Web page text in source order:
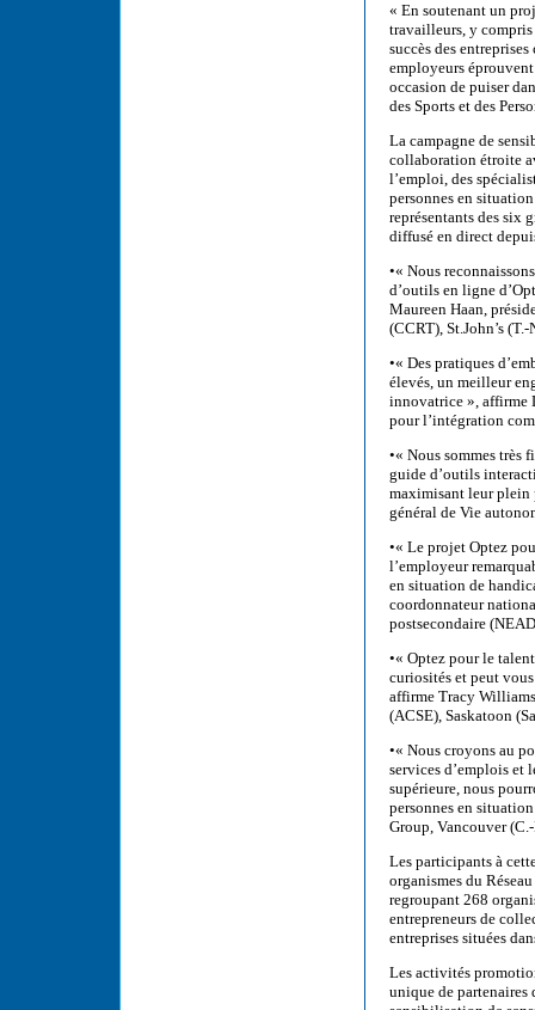
« En soutenant un
travailleurs, y
succès des
employeurs
occasion de puiser
des Sports et des
La campagne de
collaboration étroite
l’emploi, des
personnes en
représentants des six
diffusé en direct
•« Nous
d’outils en ligne
Maureen Haan,
(CCRT), St.John’s (T.-
•« Des pratiques
élevés, un meilleur
innovatrice », affirme
pour l’intégration
•« Nous sommes très
guide d’outils
maximisant leur plein
général de Vie
•« Le projet Optez
l’employeur
en situation de
coordonnateur
postsecondaire
•« Optez pour le
curiosités et peut
affirme Tracy
(ACSE), Saskatoon
•« Nous croyons au
services d’emplois et
supérieure, nous
personnes en
Group, Vancouver
Les participants à
organismes du
regroupant 268
entrepreneurs de
entreprises situées
Les activités
unique de partenaires